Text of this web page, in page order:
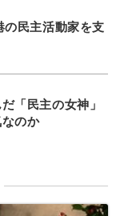
の民主活動家を支
「民主の女神」
のか